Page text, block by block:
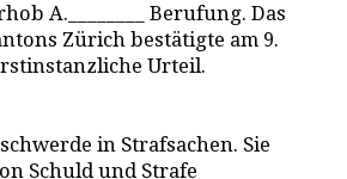
A.________ Berufung. Das
Zürich bestätigte am 9.
Urteil.
in Strafsachen. Sie
Schuld und Strafe